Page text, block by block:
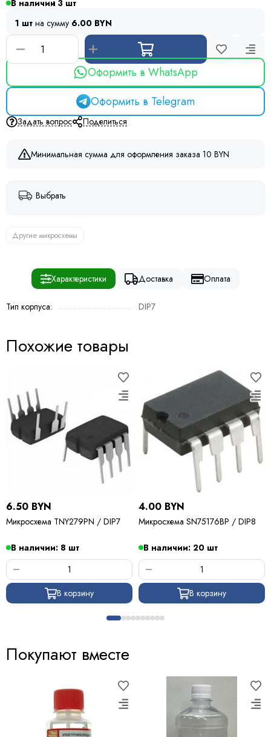
В наличии 3
1 шт на сумму 6.00 BYN
Оформить в WhatsApp
Оформить в Telegram
Задать вопрос Поделиться
Минимальная сумма для оформления заказа 10 BYN
Выбрать
Другие микросхемы
Характеристики Доставка Оплата
Тип корпуса: DIP7
Похожие товары
6.50 BYN
Микросхема TNY279PN / DIP7
В наличии: 8 шт
В корзину
4.00 BYN
Микросхема SN75176BP / DIP8
В наличии: 20 шт
В корзину
Покупают вместе